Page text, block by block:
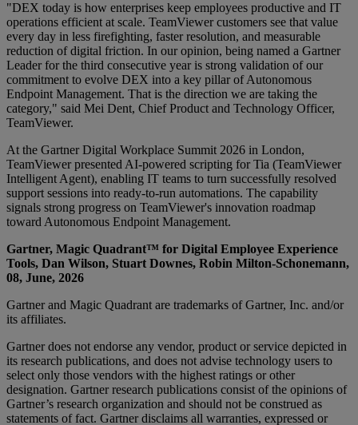
"DEX today is how enterprises keep employees productive and IT
operations efficient at scale. TeamViewer customers see that value
every day in less firefighting, faster resolution, and measurable
reduction of digital friction. In our opinion, being named a Gartner
Leader for the third consecutive year is strong validation of our
commitment to evolve DEX into a key pillar of Autonomous
Endpoint Management. That is the direction we are taking the
category," said Mei Dent, Chief Product and Technology Officer,
TeamViewer.
At the Gartner Digital Workplace Summit 2026 in London,
TeamViewer presented AI-powered scripting for Tia (TeamViewer
Intelligent Agent), enabling IT teams to turn successfully resolved
support sessions into ready-to-run automations. The capability
signals strong progress on TeamViewer's innovation roadmap
toward Autonomous Endpoint Management.
Gartner, Magic Quadrant™ for Digital Employee Experience
Tools, Dan Wilson, Stuart Downes, Robin Milton-Schonemann,
08, June, 2026
Gartner and Magic Quadrant are trademarks of Gartner, Inc. and/or
its affiliates.
Gartner does not endorse any vendor, product or service depicted in
its research publications, and does not advise technology users to
select only those vendors with the highest ratings or other
designation. Gartner research publications consist of the opinions of
Gartner’s research organization and should not be construed as
statements of fact. Gartner disclaims all warranties, expressed or